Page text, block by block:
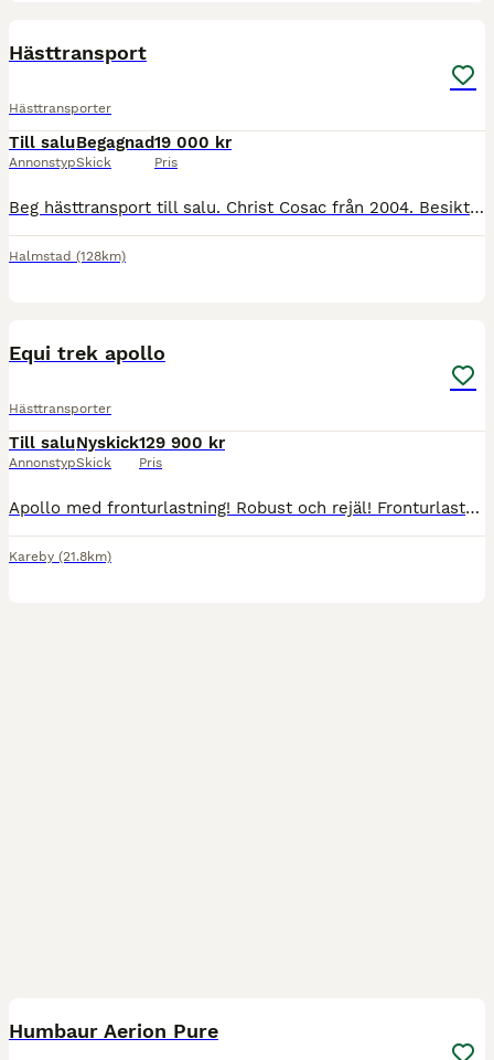
Hästtransport
Hästtransporter
Till salu
Annonstyp
Begagnad
Skick
19 000 kr
Pris
Beg hästtransport till salu. Christ Cosac från 2004. Besiktad 28 april 2026. nya däck på bakaxeln, har allround däck. Nytt golv 2026.
Halmstad (128km)
Equi trek apollo
Hästtransporter
Till salu
Annonstyp
Nyskick
Skick
129 900 kr
Pris
Apollo med fronturlastning! Robust och rejäl! Fronturlastning, bredare och rymligare än de flesta på marknaden i sin prisklass!! Invändig bredd 1790 mm Invändig höjd 2350 mm Spiltläng!!! 2140 mm Ege
Kareby (21.8km)
Humbaur Aerion Pure